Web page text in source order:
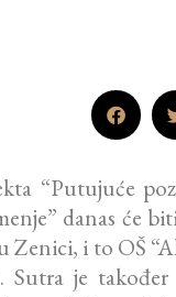
“Putujuće
danas će
Zenici, i to OŠ
Sutra je također